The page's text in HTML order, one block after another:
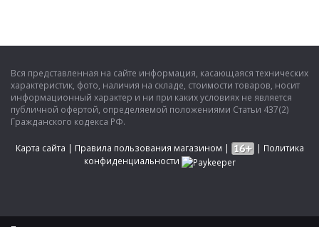
Вся представленная на сайте информация, касающаяся технических
характеристик, фото, наличия на складе, стоимости товаров, носит
информационный характер и ни при каких условиях не является
публичной офертой, определяемой положениями Статьи 437(2)
Гражданского кодекса РФ.
Карта сайта | Правила пользования магазином | | Политика
конфиденциальности